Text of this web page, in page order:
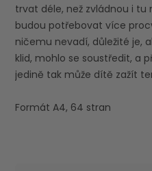
trvat déle, než zvládnou i tu
budou potřebovat více
ničemu nevadí, důležité je,
klid, mohlo se soustředit, a
jedině tak může dítě zažít
Formát A4, 64 stran